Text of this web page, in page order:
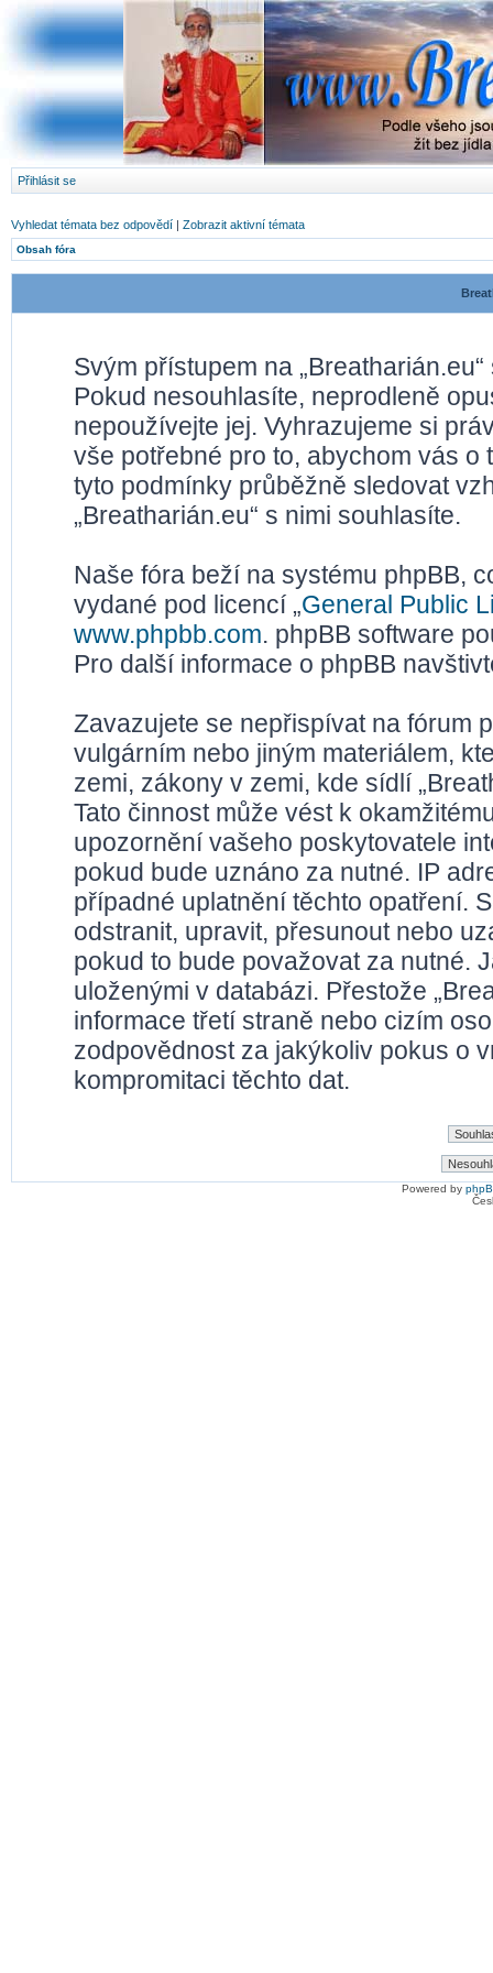
Přihlásit se
Vyhledat témata bez odpovědí | Zobrazit aktivní témata
Obsah fóra
Svým přístupem na
Pokud nesouhlasíte, neprodleně
nepoužívejte jej. Vyhrazujeme si
vše potřebné pro to, abychom vás o
tyto podmínky průběžně sledovat
„Breatharián.eu“ s nimi souhlasíte.
Naše fóra beží na systému phpBB,
vydané pod licencí „General Public
www.phpbb.com. phpBB software
Pro další informace o phpBB
Zavazujete se nepřispívat na fórum
vulgárním nebo jiným materiálem,
zemi, zákony v zemi, kde sídlí
Tato činnost může vést k
upozornění vašeho poskytovatele
pokud bude uznáno za nutné. IP
případné uplatnění těchto opatření.
odstranit, upravit, přesunout nebo
pokud to bude považovat za nutné.
uloženými v databázi. Přestože
informace třetí straně nebo cizím
zodpovědnost za jakýkoliv pokus o
kompromitaci těchto dat.
Powered by